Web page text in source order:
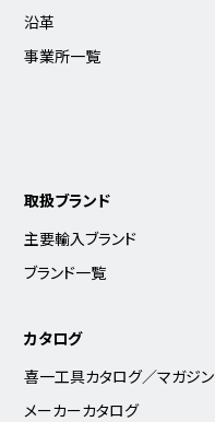
沿革
事業所一覧
取扱ブランド
主要輸入ブランド
ブランド一覧
カタログ
喜一工具カタログ／マガジン
メーカーカタログ